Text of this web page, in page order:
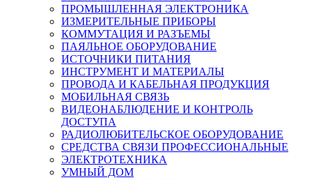
ПРОМЫШЛЕННАЯ ЭЛЕКТРОНИКА
ИЗМЕРИТЕЛЬНЫЕ ПРИБОРЫ
КОММУТАЦИЯ И РАЗЪЕМЫ
ПАЯЛЬНОЕ ОБОРУДОВАНИЕ
ИСТОЧНИКИ ПИТАНИЯ
ИНСТРУМЕНТ И МАТЕРИАЛЫ
ПРОВОДА И КАБЕЛЬНАЯ ПРОДУКЦИЯ
МОБИЛЬНАЯ СВЯЗЬ
ВИДЕОНАБЛЮДЕНИЕ И КОНТРОЛЬ
ДОСТУПА
РАДИОЛЮБИТЕЛЬСКОЕ ОБОРУДОВАНИЕ
СРЕДСТВА СВЯЗИ ПРОФЕССИОНАЛЬНЫЕ
ЭЛЕКТРОТЕХНИКА
УМНЫЙ ДОМ